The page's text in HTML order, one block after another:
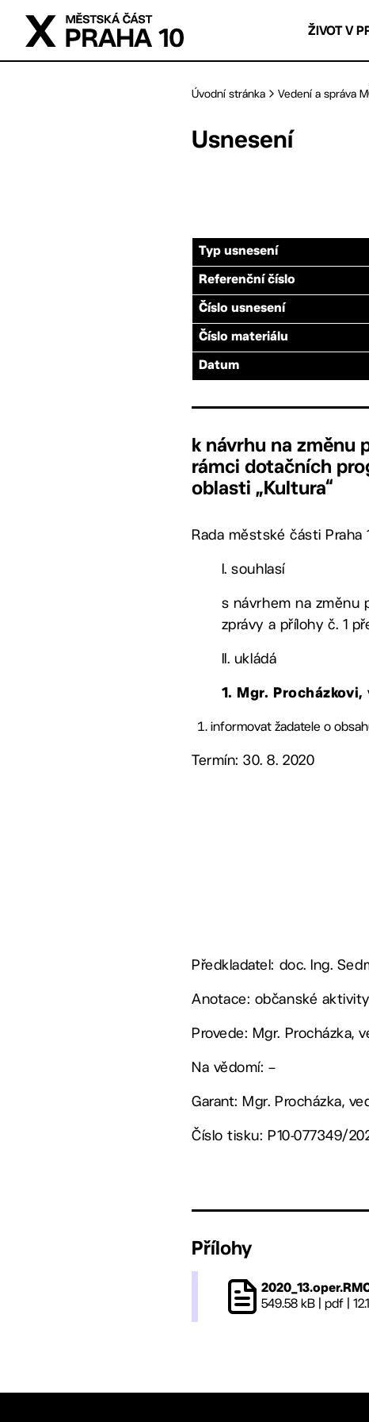
Přejít na hlavní obsah
ŽIVOT V
Úvodní stránka Vedení a správa
Usnesení
Typ usnesení
Referenční číslo
Číslo usnesení
Číslo materiálu
Datum
k návrhu na změnu
rámci dotačních
oblasti „Kultura“
Rada městské části Praha
I. souhlasí
s návrhem na změnu
zprávy a přílohy č. 1
II. ukládá
1. Mgr. Procházkovi,
informovat žadatele o
Termín: 30. 8. 2020
Předkladatel: doc. Ing.
Anotace: občanské
Provede: Mgr. Procházka,
Na vědomí: –
Garant: Mgr. Procházka,
Číslo tisku: P10-077349/
Přílohy
549.58 kB | pdf |